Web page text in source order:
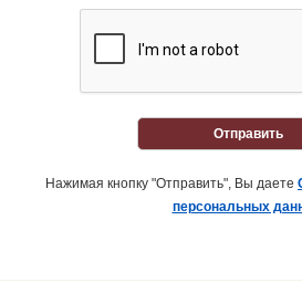
Отправить
Нажимая кнопку "Отправить", Вы даете
персональных